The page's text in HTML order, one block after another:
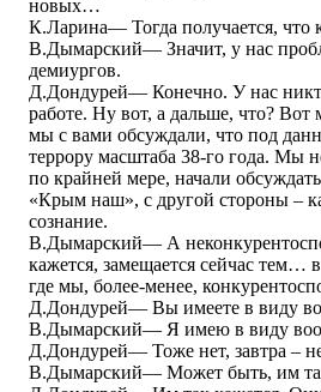
новых…
К.Ларина― Тогда получается, что
В.Дымарский― Значит, у нас
демиургов.
Д.Дондурей― Конечно. У нас
работе. Ну вот, а дальше, что?
мы с вами обсуждали, что под
террору масштаба 38-го года. Мы
по крайней мере, начали
«Крым наш», с другой стороны –
сознание.
В.Дымарский― А
кажется, замещается сейчас тем…
где мы, более-менее,
Д.Дондурей― Вы имеете в виду
В.Дымарский― Я имею в виду
Д.Дондурей― Тоже нет, завтра –
В.Дымарский― Может быть, им